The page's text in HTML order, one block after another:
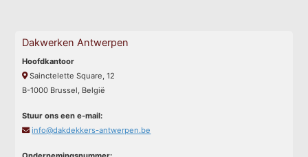
Dakwerken Antwerpen
Hoofdkantoor
Sainctelette Square, 12
B-1000 Brussel, België
Stuur ons een e-mail:
info@dakdekkers-antwerpen.be